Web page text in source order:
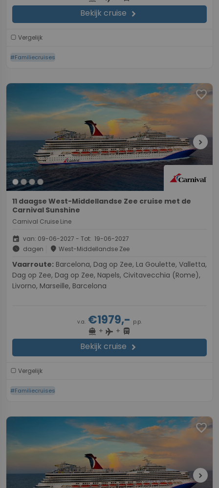
Bekijk cruise chevron_right
Vergelijk
#Familiecruises
favorite
chevron_right
11 daagse West-Middellandse Zee cruise met de
Carnival Sunshine
Carnival Cruise Line
event van: 09-06-2027 - Tot: 19-06-2027
schedule dagen place West-Middellandse Zee
Vaarroute:
Dag op Zee, Dag op Zee, Napels, Civitavecchia (Rome),
Livorno, Marseille, Barcelona
v.a. €1979,- p.p.
directions_boat + flight + directions_bus
Bekijk cruise chevron_right
Vergelijk
#Familiecruises
favorite
chevron_right